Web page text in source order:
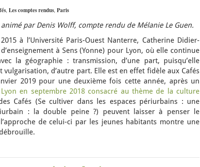
, Les comptes rendus, Paris
par Denis Wolff, compte rendu de Mélanie Le Guen.
à l’Université Paris-Ouest Nanterre, Catherine Didier-
à Sens (Yonne) pour Lyon, où elle continue
la géographie : transmission, d’une part, puisqu’elle
vulgarisation, d’autre part. Elle est en effet fidèle aux Cafés
2019 pour une deuxième fois cette année, après un
en septembre 2018 consacré au thème de la culture
Cafés (Se cultiver dans les espaces périurbains : une
: la double peine ?) peuvent laisser à penser le
de celui-ci par les jeunes habitants montre une